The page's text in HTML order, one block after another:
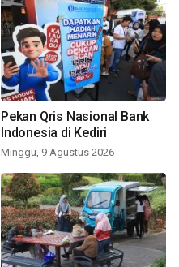
Pekan Qris Nasional Bank
Indonesia di Kediri
Minggu, 9 Agustus 2026